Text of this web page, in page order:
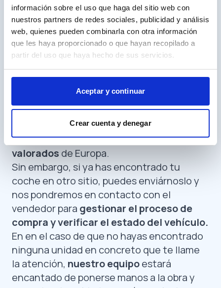
información sobre el uso que haga del sitio web con
nuestros partners de redes sociales, publicidad y análisis
web, quienes pueden combinarla con otra información
que les haya proporcionado o que hayan recopilado a
partir del uso que haya hecho de sus servicios.
Aceptar y continuar
Crear cuenta y denegar
valiosa sobre la experiencia de otros
compradores y vendedores.
¿Cómo funcionaCarHub?
Paso 1: ->A la carta
Debemos empezar por el principio,la
que en muchas ocasiones no es tarea fácil,
en nuestro portal contamos con más de
65.000 ofertasde coches provenientes
únicamente de los concesionariosmejor
valorados de Europa.
Sin embargo, si ya has encontrado tu
coche en otro sitio, puedes enviárnoslo y
nos pondremos en contacto con el
vendedor para gestionar el proceso de
compra y verificar el estado del vehículo.
En en el caso de que no hayas encontrado
ninguna unidad en concreto que te llame
la atención, nuestro equipoestará
encantado de ponerse manos a la obra y